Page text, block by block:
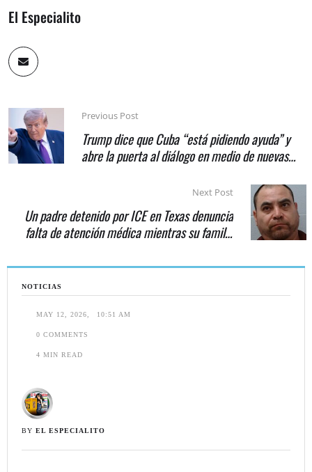
NOTICIAS
MAY 12, 2026 10:51 AM
0 COMMENTS
4 MIN READ
BY EL ESPECIALITO
El Especialito
Previous Post
Trump dice que Cuba “está pidiendo ayuda” y
abre la puerta al diálogo en medio de nuevas
Next Post
Un padre detenido por ICE en Texas denuncia
falta de atención médica mientras su familia